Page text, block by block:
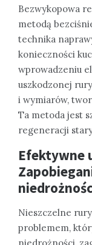
Bezwykopowa
metodą
technika
konieczności
wprowadzeniu
uszkodzonej
i wymiarów,
Ta metoda jest
regeneracji
Efektywne
Nieszczelne
problemem,
niedrożności,